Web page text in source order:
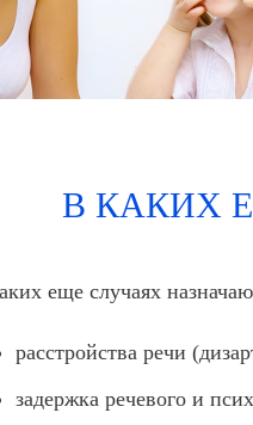
В КАКИХ
еще случаях
расстройства речи
задержка речевого и